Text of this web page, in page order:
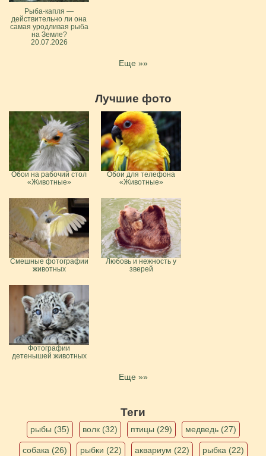
Рыба-капля —
действительно ли она
самая уродливая рыба
на Земле?
20.07.2026
Еще »»
Лучшие фото
Обои на рабочий стол
«Животные»
Обои для телефона
«Животные»
Смешные фотографии
животных
Любовь и нежность у
зверей
Фотографии
детенышей животных
Еще »»
Теги
рыбы (35) волк (32) птицы (29) медведь (27)
собака (26) рыбки (22) аквариум (22) рыбка (22)